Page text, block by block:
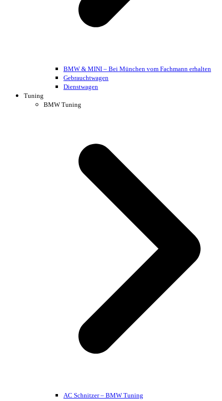
BMW & MINI – Bei München vom Fachmann erhalten
Gebrauchtwagen
Dienstwagen
Tuning
BMW Tuning
AC Schnitzer – BMW Tuning